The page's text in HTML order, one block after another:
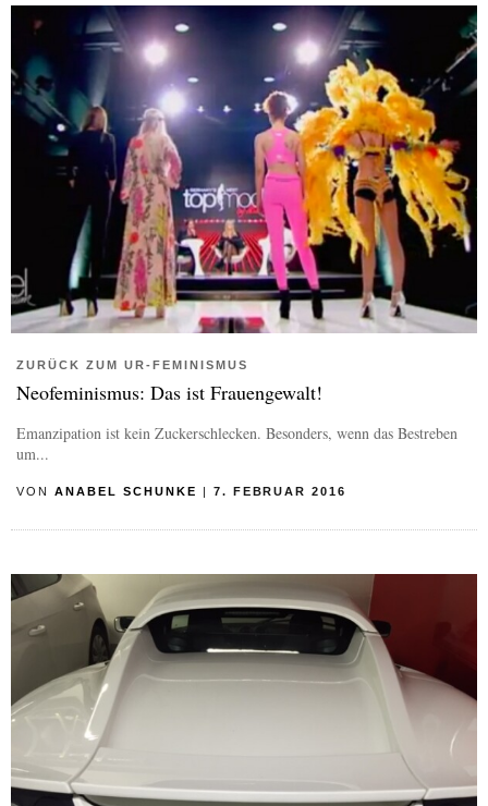
ZURÜCK ZUM UR-FEMINISMUS
Neofeminismus: Das ist Frauengewalt!
Emanzipation ist kein Zuckerschlecken. Besonders, wenn das Bestreben
um...
VON ANABEL SCHUNKE | 7. FEBRUAR 2016